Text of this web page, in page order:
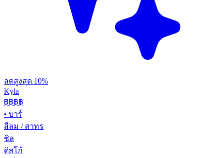
ลดสูงสุด 10%
Kyla
฿฿฿฿
• บาร์
สีลม / สาทร
ชิล
ดิสโก้